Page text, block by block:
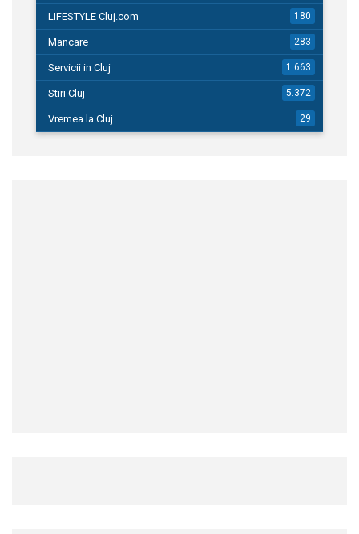
LIFESTYLE Cluj.com 180
Mancare 283
Servicii in Cluj 1.663
Stiri Cluj 5.372
Vremea la Cluj 29